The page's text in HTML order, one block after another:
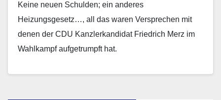
Keine neuen Schulden; ein anderes
Heizungsgesetz…, all das waren Versprechen mit
denen der CDU Kanzlerkandidat Friedrich Merz im
Wahlkampf aufgetrumpft hat.